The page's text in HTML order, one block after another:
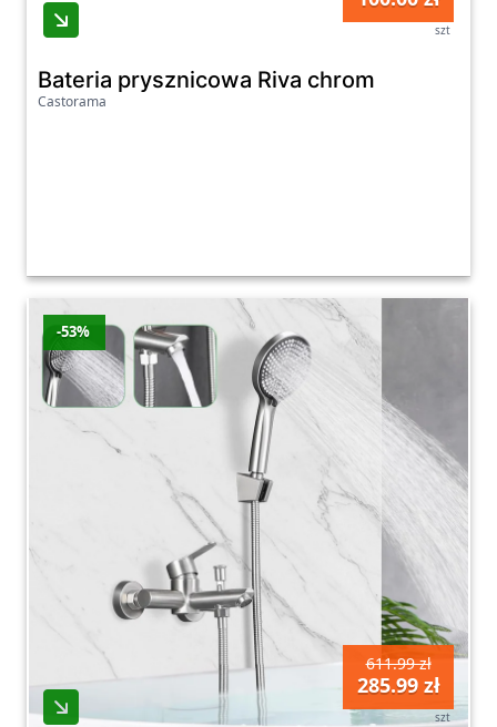
szt
Bateria prysznicowa Riva chrom
Castorama
-53%
611.99 zł
285.99 zł
szt